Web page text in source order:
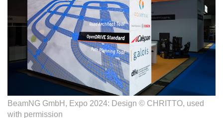
BeamNG GmbH, Expo 2024: Design © CHRITTO, used
with permission